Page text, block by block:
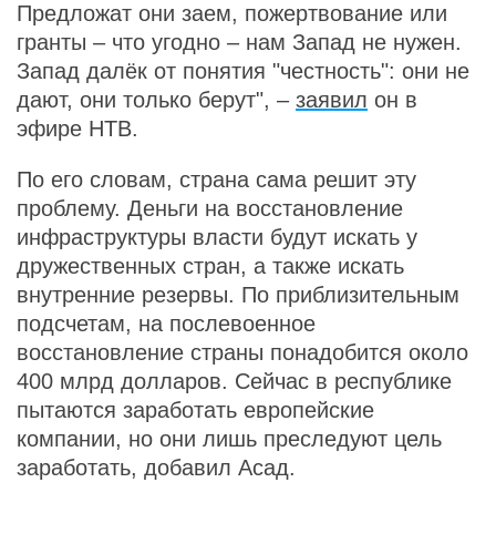
Предложат они заем, пожертвование или
гранты – что угодно – нам Запад не нужен.
Запад далёк от понятия "честность": они не
дают, они только берут", – заявил он в
эфире НТВ.
По его словам, страна сама решит эту
проблему. Деньги на восстановление
инфраструктуры власти будут искать у
дружественных стран, а также искать
внутренние резервы. По приблизительным
подсчетам, на послевоенное
восстановление страны понадобится около
400 млрд долларов. Сейчас в республике
пытаются заработать европейские
компании, но они лишь преследуют цель
заработать, добавил Асад.